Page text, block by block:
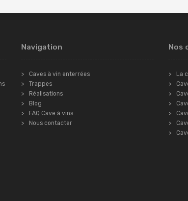
Navigation
Caves à vin enterrées
Trappes
Réalisations
Blog
FAQ Cave à vins
Nous contacter
Nos
La